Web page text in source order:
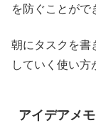
を防ぐことがで
朝にタスクを書
していく使い方
アイデアメ